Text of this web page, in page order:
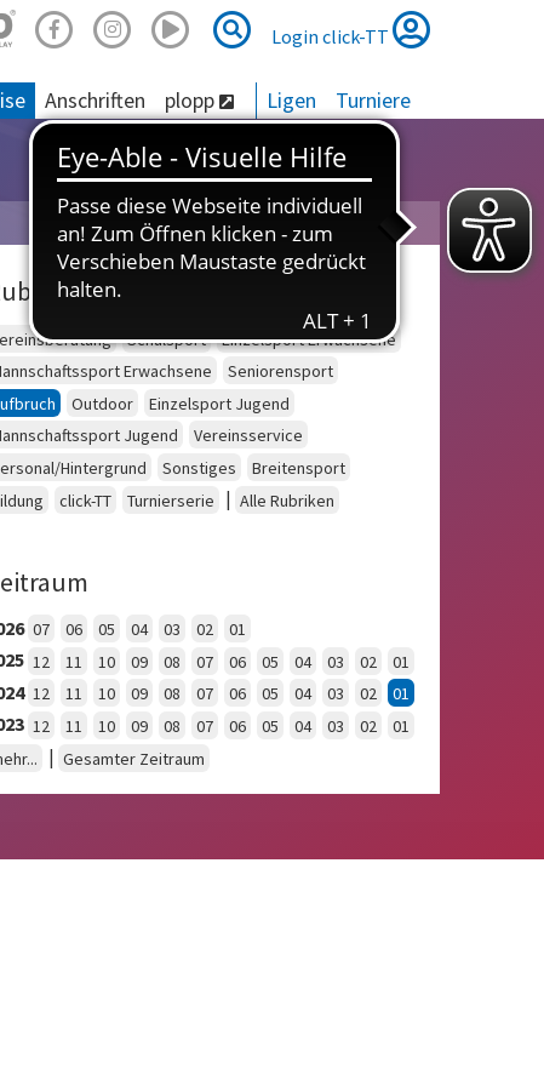
Suche
Suche
Login click-TT
Anschriften plopp Ligen Turniere
Schulsport
Einzelsport Erwachsene
Erwachsene
Seniorensport
Outdoor
Einzelsport Jugend
Jugend
Vereinsservice
Hintergrund
Sonstiges
Breitensport
click-TT Turnierserie | Alle Rubriken
07 06 05 04 03 02 01
12 11 10 09 08 07 06 05 04 03 02 01
12 11 10 09 08 07 06 05 04 03 02 01
12 11 10 09 08 07 06 05 04 03 02
01
| Gesamter Zeitraum